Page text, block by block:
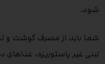
شود.
شما باید از مصرف گوشت و
لبنی غیر پاستوریزه، غذاهای